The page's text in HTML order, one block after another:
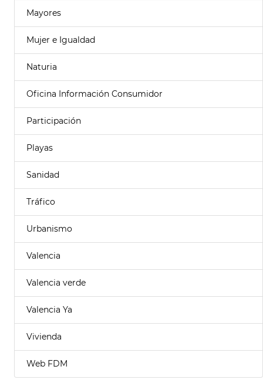
Mayores
Mujer e Igualdad
Naturia
Oficina Información Consumidor
Participación
Playas
Sanidad
Tráfico
Urbanismo
Valencia
Valencia verde
Valencia Ya
Vivienda
Web FDM